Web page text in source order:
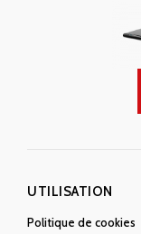
UTILISATION
Politique de cookies